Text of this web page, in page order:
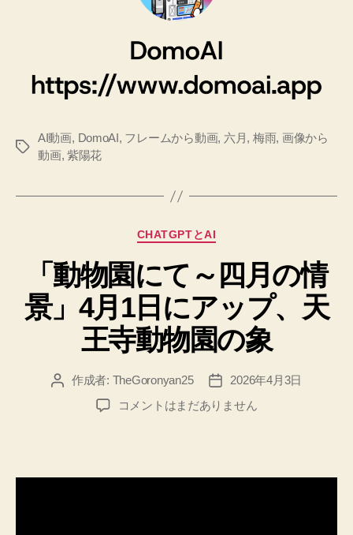
タ
AI動画, DomoAI , フレームから動画, 六月 , 梅雨, 画像から
動画, 紫陽花
カ
ゴ
リ
ー
CHATGPTとAI
「動物園にて～四月の情
景」4月1日にアップ、天
王寺動物園の象
投 作成者: TheGoronyan25
投
稿
日
2026年4月3日
「動
コメントはまだありません